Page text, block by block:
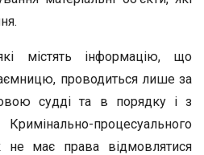
містять інформацію, що
проводиться лише за
судді та в порядку і з
процесуального
не має права відмовлятися